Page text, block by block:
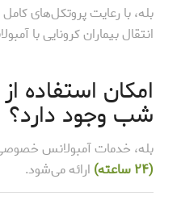
بله، با رعایت پروتکل‌های
انتقال بیماران کرونایی با
امکان استفاده
شب وجود دارد؟
بله، خدمات آمبولانس
(۲۴ ساعته)
ارائه می‌شود.